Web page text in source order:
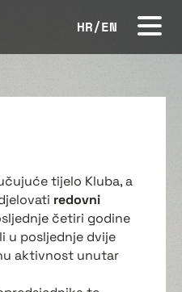
HR/EN
tijelo Kluba, a
redovni
četiri godine
u posljednje dvije
aktivnost unutar